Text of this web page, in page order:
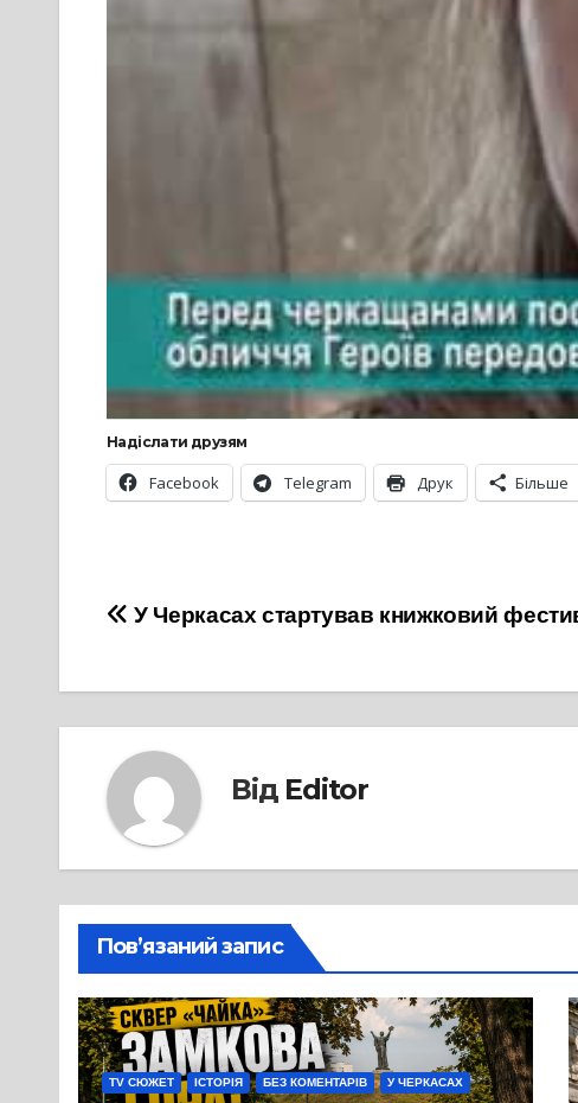
Надіслати друзям
Facebook Telegram Друк Більше
Навігація
У Черкасах стартував книжковий
Від Editor
Пов’язаний запис
TV СЮЖЕТ ІСТОРІЯ БЕЗ КОМЕНТАРІВ У ЧЕРКАСАХ